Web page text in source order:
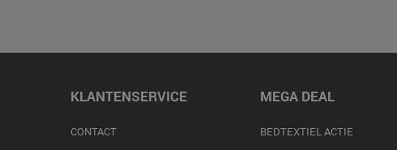
KLANTENSERVICE
CONTACT
MEGA DEAL
BEDTEXTIEL ACTIE